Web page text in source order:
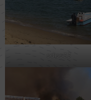
sdiss33